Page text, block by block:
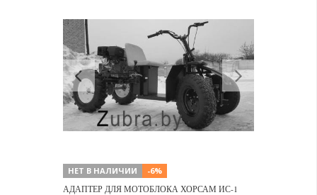
Previous Next
НЕТ В НАЛИЧИИ -6%
АДАПТЕР ДЛЯ МОТОБЛОКА ХОРСАМ ИС-1